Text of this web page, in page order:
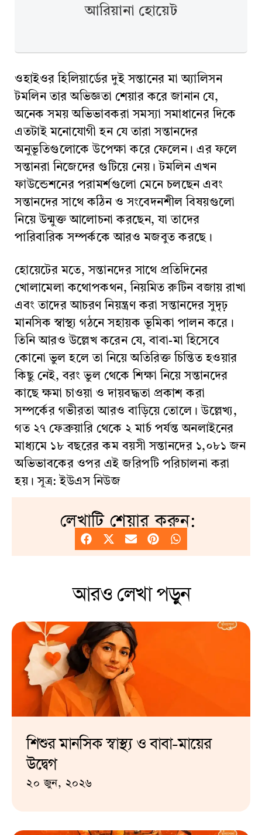
আরিয়ানা হোয়েট
ওহাইওর হিলিয়ার্ডের দুই সন্তানের মা অ্যালিসন
টমলিন তার অভিজ্ঞতা শেয়ার করে জানান যে,
অনেক সময় অভিভাবকরা সমস্যা সমাধানের দিকে
এতটাই মনোযোগী হন যে তারা সন্তানদের
অনুভূতিগুলোকে উপেক্ষা করে ফেলেন। এর ফলে
সন্তানরা নিজেদের গুটিয়ে নেয়। টমলিন এখন
ফাউন্ডেশনের পরামর্শগুলো মেনে চলছেন এবং
সন্তানদের সাথে কঠিন ও সংবেদনশীল বিষয়গুলো
নিয়ে উন্মুক্ত আলোচনা করছেন, যা তাদের
পারিবারিক সম্পর্ককে আরও মজবুত করছে।
হোয়েটের মতে, সন্তানদের সাথে প্রতিদিনের
খোলামেলা কথোপকথন, নিয়মিত রুটিন বজায় রাখা
এবং তাদের আচরণ নিয়ন্ত্রণ করা সন্তানদের সুদৃঢ়
মানসিক স্বাস্থ্য গঠনে সহায়ক ভূমিকা পালন করে।
তিনি আরও উল্লেখ করেন যে, বাবা-মা হিসেবে
কোনো ভুল হলে তা নিয়ে অতিরিক্ত চিন্তিত হওয়ার
কিছু নেই, বরং ভুল থেকে শিক্ষা নিয়ে সন্তানদের
কাছে ক্ষমা চাওয়া ও দায়বদ্ধতা প্রকাশ করা
সম্পর্কের গভীরতা আরও বাড়িয়ে তোলে। উল্লেখ্য,
গত ২৭ ফেব্রুয়ারি থেকে ২ মার্চ পর্যন্ত অনলাইনের
মাধ্যমে ১৮ বছরের কম বয়সী সন্তানদের ১,০৮১ জন
অভিভাবকের ওপর এই জরিপটি পরিচালনা করা
হয়। সূত্র: ইউএস নিউজ
লেখাটি শেয়ার করুন:
আরও লেখা পড়ুন
শিশুর মানসিক স্বাস্থ্য ও বাবা-মায়ের
উদ্বেগ
২০ জুন, ২০২৬